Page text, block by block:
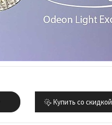
Купить со скидкой